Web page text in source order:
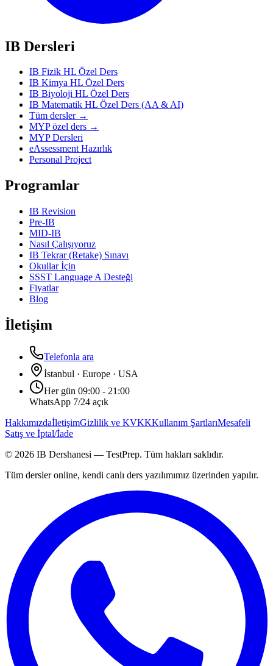
IB Dersleri
IB Fizik HL Özel Ders
IB Kimya HL Özel Ders
IB Biyoloji HL Özel Ders
IB Matematik HL Özel Ders (AA & AI)
Tüm dersler →
MYP özel ders →
MYP Dersleri
eAssessment Hazırlık
Personal Project
Programlar
IB Revision
Pre-IB
MID-IB
Nasıl Çalışıyoruz
IB Tekrar (Retake) Sınavı
Okullar İçin
SSST Language A Desteği
Fiyatlar
Blog
İletişim
Telefonla ara
İstanbul · Europe · USA
Her gün 09:00 - 21:00
WhatsApp 7/24 açık
HakkımızdaİletişimGizlilik ve KVKKKullanım ŞartlarıMesafeli
Satış ve İptal/İade
© 2026 IB Dershanesi — TestPrep. Tüm hakları saklıdır.
Tüm dersler online, kendi canlı ders yazılımımız üzerinden yapılır.